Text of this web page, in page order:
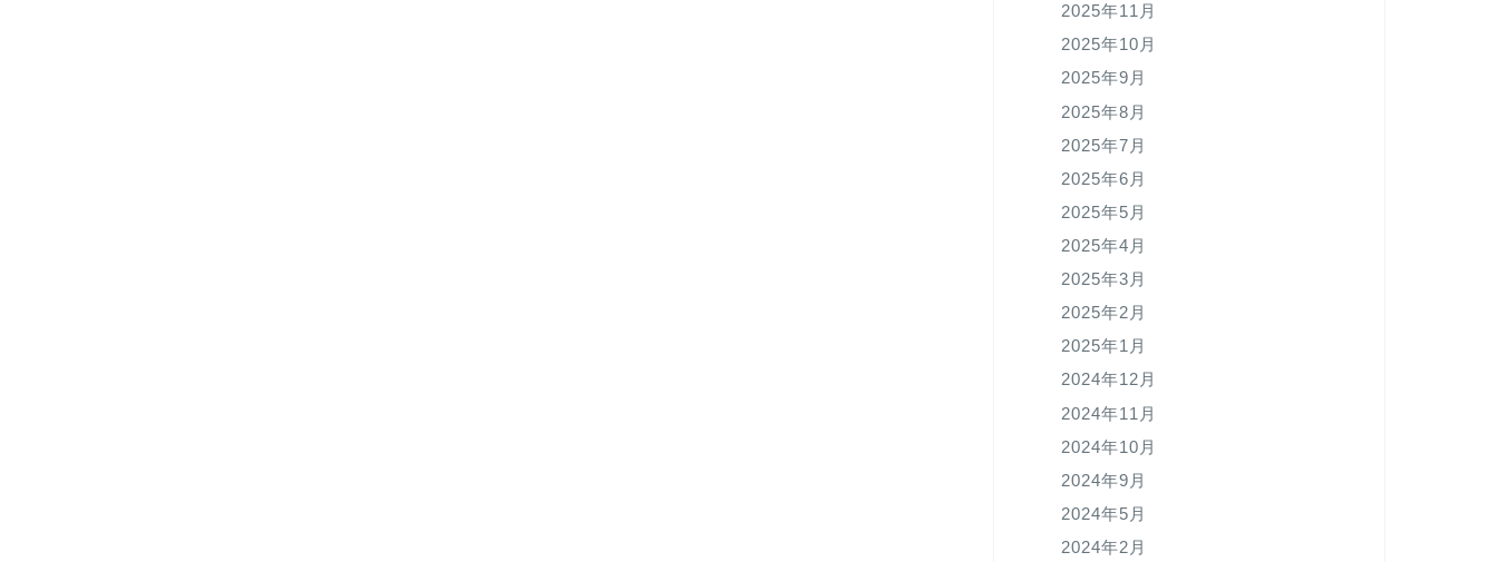
2025年11月
2025年10月
2025年9月
2025年8月
2025年7月
2025年6月
2025年5月
2025年4月
2025年3月
2025年2月
2025年1月
2024年12月
2024年11月
2024年10月
2024年9月
2024年5月
2024年2月